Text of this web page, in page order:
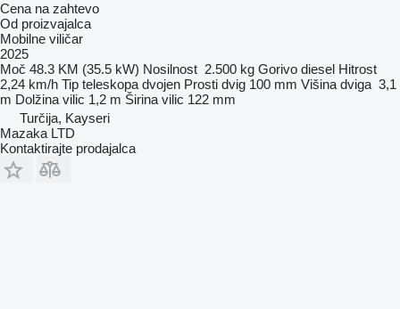
Cena na zahtevo
Od proizvajalca
Mobilne viličar
2025
Moč 48.3 KM (35.5 kW) Nosilnost 2.500 kg Gorivo diesel Hitrost
2,24 km/h Tip teleskopa dvojen Prosti dvig 100 mm Višina dviga 3,1
m Dolžina vilic 1,2 m Širina vilic 122 mm
Turčija, Kayseri
Mazaka LTD
Kontaktirajte prodajalca